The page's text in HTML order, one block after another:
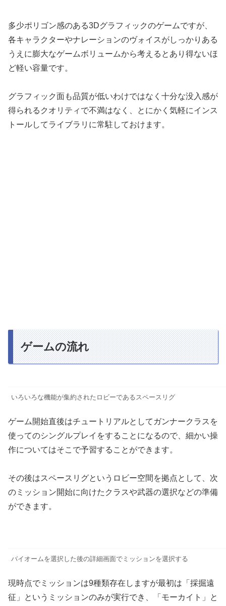
多少ポリゴン感のある3Dグラフィックのゲームですが、
各キャラクターやナレーションのヴォイスがしっかりある
うえに膨大なゲームボリュームから考えるとあり得ないほ
ど軽い容量です。
グラフィック面も品質が低いわけではなく十分な没入感が
得られるクオリティで不満はなく、とにかく気軽にインス
トールしてライブラリに常駐しておけます。
ゲームの流れ
いろいろな機能が集約されたロビーであるスペースリグ
ゲーム開始直後はチュートリアルとしてガンナークラスを
使ってのシングルプレイをすることになるので、細かい操
作についてはそこで予習することができます。
その後はスペースリグというロビー空間を拠点として、次
のミッション開始に向けたクラスや武器の選択などの準備
ができます。
バイオームを選択した後の詳細画面でミッションを選択する
現時点でミッションは9種類存在しますが最初は「採掘遠
征」というミッションのみが実行でき、「モーカイト」と